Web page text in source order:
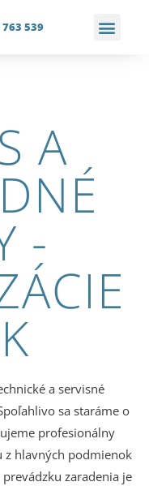
539
A
-
a servisné
sa staráme o
profesionálny
z hlavných podmienok
zaradenia je